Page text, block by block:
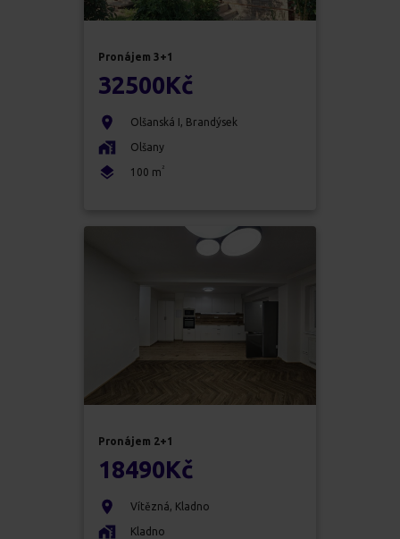
Pronájem 3+1
32500Kč
Olšanská I, Brandýsek
Olšany
100 m 2
Pronájem 2+1
18490Kč
Vítězná, Kladno
Kladno